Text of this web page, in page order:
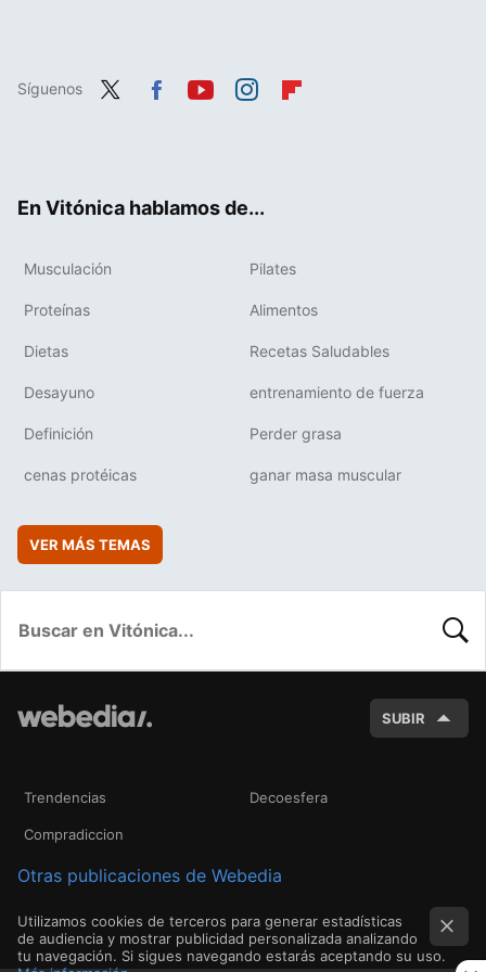
Síguenos
En Vitónica hablamos de...
Musculación Pilates
Proteínas Alimentos
Dietas Recetas Saludables
Desayuno entrenamiento de fuerza
Definición Perder grasa
cenas protéicas ganar masa muscular
VER MÁS TEMAS
SUBIR
Trendencias Decoesfera
Compradiccion
Otras publicaciones de Webedia
Utilizamos cookies de terceros para generar estadísticas
de audiencia y mostrar publicidad personalizada analizando
tu navegación. Si sigues navegando estarás aceptando su uso.